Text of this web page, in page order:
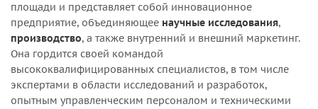
площади и представляет собой инновационное
предприятие, объединяющее научные исследования,
производство, а также внутренний и внешний маркетинг.
Она гордится своей командой
высококвалифицированных специалистов, в том числе
экспертами в области исследований и разработок,
опытным управленческим персоналом и техническими